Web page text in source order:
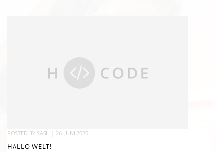
POSTED BY SASH 26. JUNI 2020
HALLO WELT!